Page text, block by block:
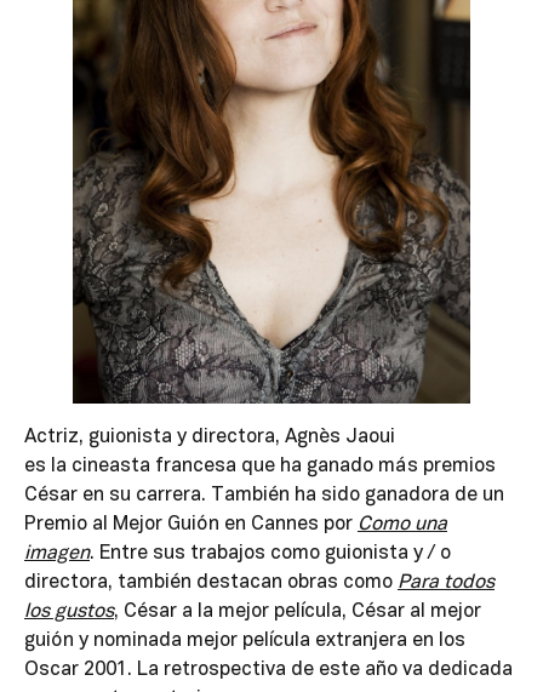
Actriz, guionista y directora, Agnès Jaoui
es la cineasta francesa que ha ganado más premios
César en su carrera. También ha sido ganadora de un
Premio al Mejor Guión en Cannes por Como una
imagen. Entre sus trabajos como guionista y / o
directora, también destacan obras como Para todos
los gustos, César a la mejor película, César al mejor
guión y nominada mejor película extranjera en los
Oscar 2001. La retrospectiva de este año va dedicada